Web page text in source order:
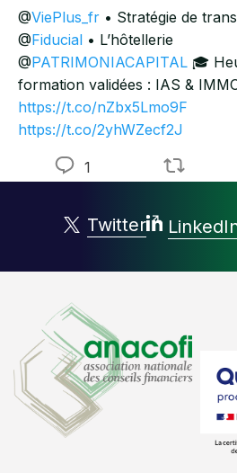
@ViePlus_fr• Stratégie de
@Fiducial• L’hôtellerie
@PATRIMONIACAPITAL🎓
formation validées : IAS &
https://t.co/nZbx5Lmo9F
https://t.co/2yhWZecf2J
1
Twitter